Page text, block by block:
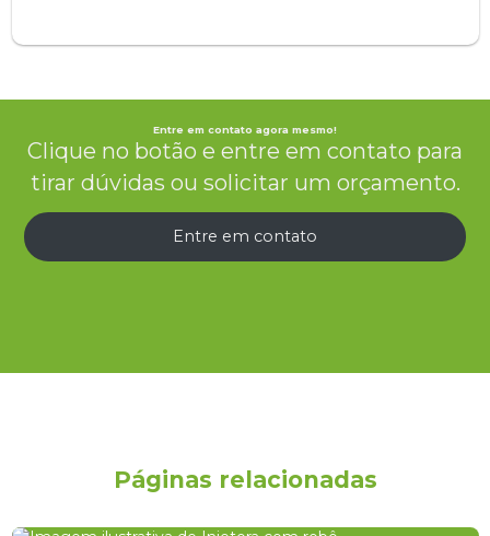
Entre em contato agora mesmo!
Clique no botão e entre em contato para
tirar dúvidas ou solicitar um orçamento.
Entre em contato
Páginas relacionadas